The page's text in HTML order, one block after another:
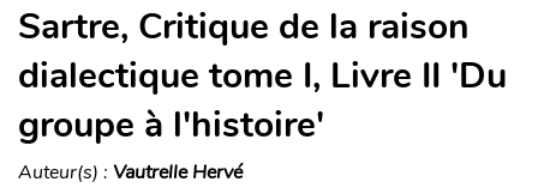
Sartre, Critique de la raison
dialectique tome I, Livre II 'Du
groupe à l'histoire'
Auteur(s) : Vautrelle Hervé